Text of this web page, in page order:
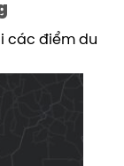
các điểm du